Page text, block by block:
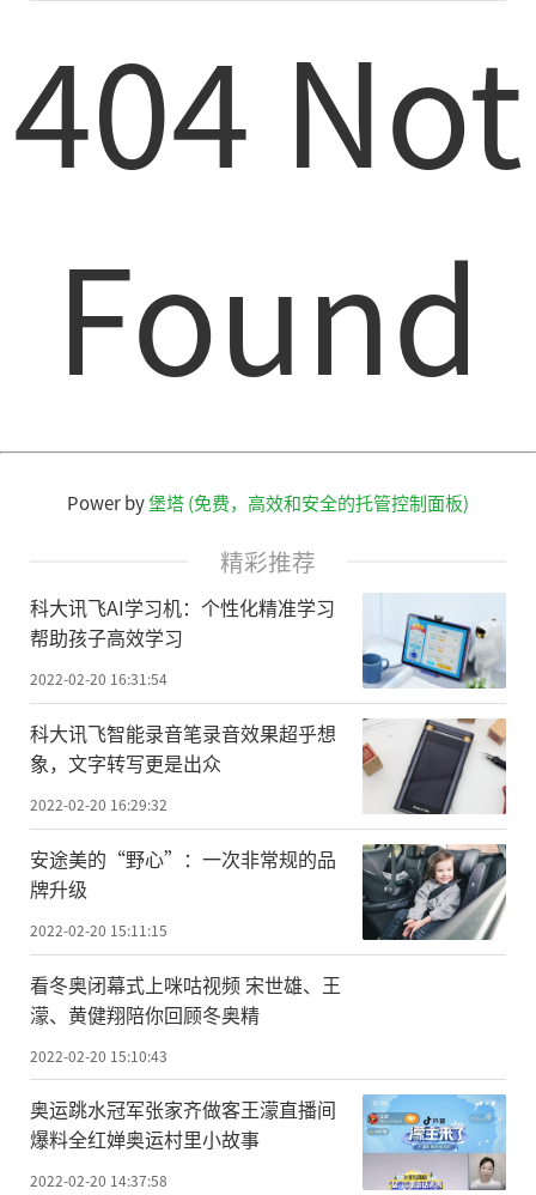
404 Not
Found
Power by堡塔 (免费，高效和安全的托管控制面板)
精彩推荐
科大讯飞AI学习机：个性化精准学习
帮助孩子高效学习
2022-02-20 16:31:54
科大讯飞智能录音笔录音效果超乎想
象，文字转写更是出众
2022-02-20 16:29:32
安途美的“野心”：一次非常规的品
牌升级
2022-02-20 15:11:15
看冬奥闭幕式上咪咕视频 宋世雄、王
濛、黄健翔陪你回顾冬奥精
2022-02-20 15:10:43
奥运跳水冠军张家齐做客王濛直播间
爆料全红婵奥运村里小故事
2022-02-20 14:37:58